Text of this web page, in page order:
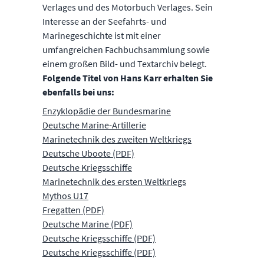
Verlages und des Motorbuch Verlages. Sein
Interesse an der Seefahrts- und
Marinegeschichte ist mit einer
umfangreichen Fachbuchsammlung sowie
einem großen Bild- und Textarchiv belegt.
Folgende Titel von Hans Karr erhalten Sie
ebenfalls bei uns:
Enzyklopädie der Bundesmarine
Deutsche Marine-Artillerie
Marinetechnik des zweiten Weltkriegs
Deutsche Uboote (PDF)
Deutsche Kriegsschiffe
Marinetechnik des ersten Weltkriegs
Mythos U17
Fregatten (PDF)
Deutsche Marine (PDF)
Deutsche Kriegsschiffe (PDF)
Deutsche Kriegsschiffe (PDF)